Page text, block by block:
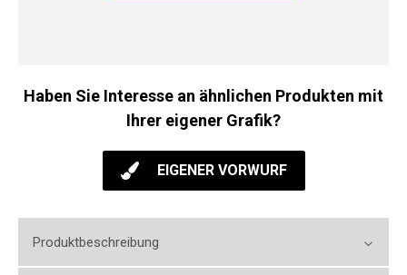
Haben Sie Interesse an ähnlichen Produkten mit
Ihrer eigener Grafik?
EIGENER VORWURF
Produktbeschreibung